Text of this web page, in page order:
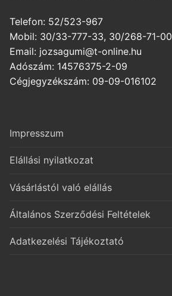
Telefon: 52/523-967
Mobil: 30/33-777-33, 30/268-71-00
Email: jozsagumi@t-online.hu
Adószám: 14576375-2-09
Cégjegyzékszám: 09-09-016102
Impresszum
Elállási nyilatkozat
Vásárlástól való elállás
Általános Szerződési Feltételek
Adatkezelési Tájékoztató